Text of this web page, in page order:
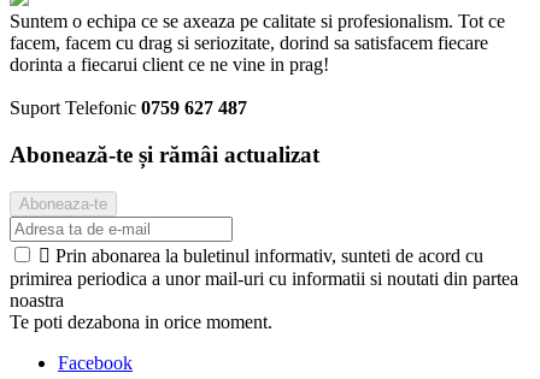
Suntem o echipa ce se axeaza pe calitate si profesionalism. Tot ce
facem, facem cu drag si seriozitate, dorind sa satisfacem fiecare
dorinta a fiecarui client ce ne vine in prag!
Suport Telefonic 0759 627 487
Abonează-te și rămâi actualizat
 Prin abonarea la buletinul informativ, sunteti de acord cu
primirea periodica a unor mail-uri cu informatii si noutati din partea
noastra
Te poti dezabona in orice moment.
Facebook